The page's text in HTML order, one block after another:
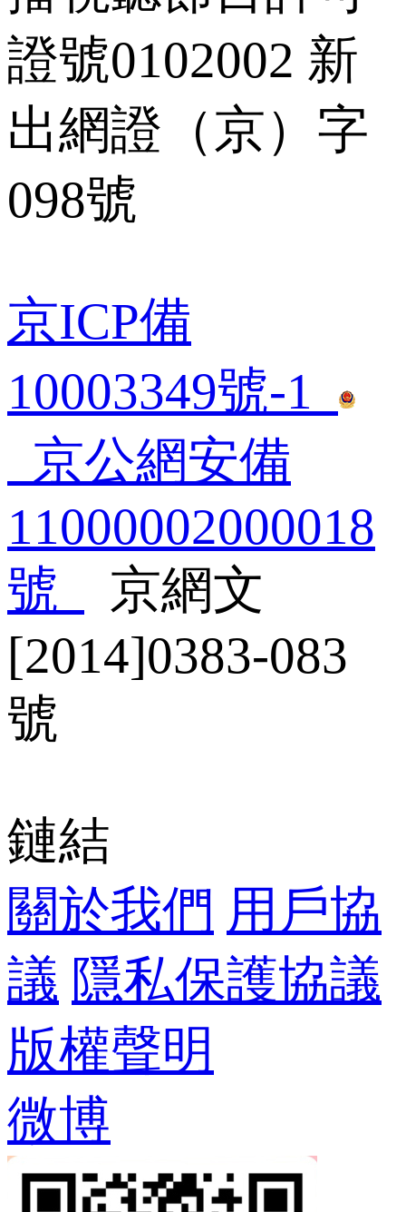
證號0102002 新
出網證（京）字
098號
京ICP備
10003349號-1
京公網安備
11000002000018
號
京網文
[2014]0383-083
號
鏈結
關於我們 用戶協
議 隱私保護協議
版權聲明
微博